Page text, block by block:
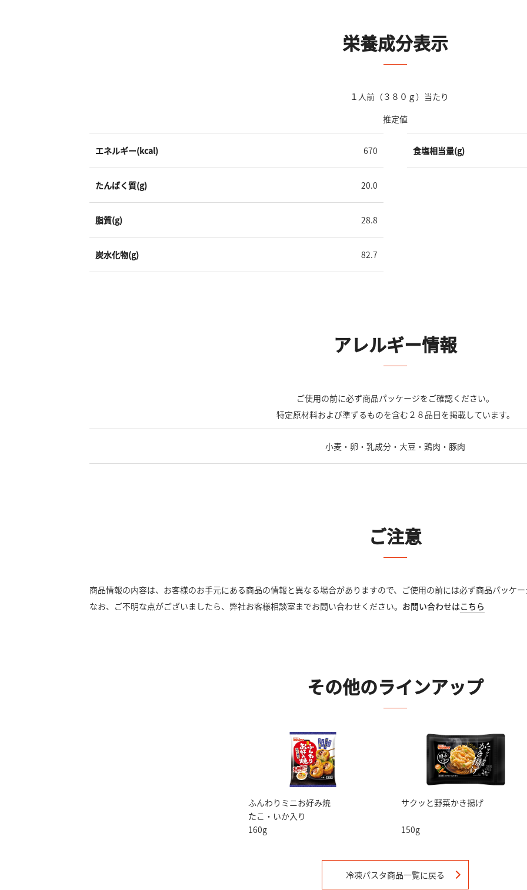
栄養成分表示
１人前（３８０ｇ）当たり
推定値
エネルギー(kcal) 670
たんぱく質(g) 20.0
脂質(g) 28.8
炭水化物(g) 82.7
食塩相当量(g)
アレルギー情報
ご使用の前に必ず商品パッケージをご確認ください。
特定原材料および準ずるものを含む２８品目を掲載しています。
小麦・卵・乳成分・大豆・鶏肉・豚肉
ご注意
商品情報の内容は、お客様のお手元にある商品の情報と異なる場合がありますので、ご使用の前には必ず商品パッケ
なお、ご不明な点がございましたら、弊社お客様相談室までお問い合わせください。 お問い合わせはこちら
その他のラインアップ
ふんわりミニお好み焼
たこ・いか入り
160g
サクッと野菜かき揚げ
150g
冷凍パスタ商品一覧に戻る